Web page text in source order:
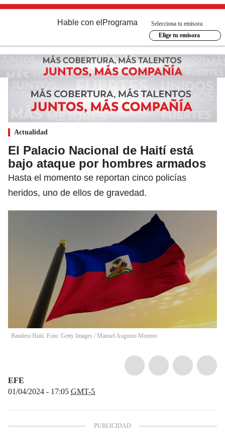
Hable con el Programa
Selecciona tu emisora
Elige tu emisora
Actualidad
El Palacio Nacional de Haití está
bajo ataque por hombres armados
Hasta el momento se reportan cinco policías
heridos, uno de ellos de gravedad.
Bandera Haití. Foto: Getty Images / Manuel Augusto Moreno
EFE
01/04/2024 - 17:05 GMT-5